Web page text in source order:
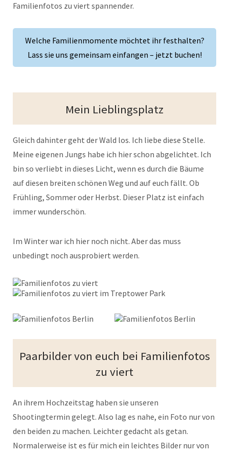
Familienfotos zu viert spannender.
Welche Familienmomente möchtet ihr festhalten?
Lass sie uns gemeinsam einfangen – jetzt buchen!
Mein Lieblingsplatz
Gleich dahinter geht der Wald los. Ich liebe diese Stelle.
Meine eigenen Jungs habe ich hier schon abgelichtet. Ich
bin so verliebt in dieses Licht, wenn es durch die Bäume
auf diesen breiten schönen Weg und auf euch fällt. Ob
Frühling, Sommer oder Herbst. Dieser Platz ist einfach
immer wunderschön.
Im Winter war ich hier noch nicht. Aber das muss
unbedingt noch ausprobiert werden.
Paarbilder von euch bei Familienfotos
zu viert
An ihrem Hochzeitstag haben sie unseren
Shootingtermin gelegt. Also lag es nahe, ein Foto nur von
den beiden zu machen. Leichter gedacht als getan.
Normalerweise ist es für mich ein leichtes Bilder nur von